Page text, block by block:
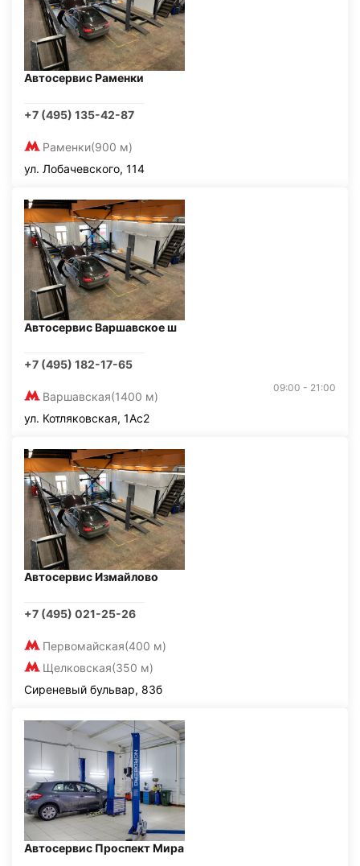
Автосервис Раменки
+7 (495) 135-42-87
Раменки(900 м)
ул. Лобачевского, 114
Автосервис Варшавское ш
+7 (495) 182-17-65
Варшавская(1400 м)
09:00 - 21:00
ул. Котляковская, 1Ас2
Автосервис Измайлово
+7 (495) 021-25-26
Первомайская(400 м)
Щелковская(350 м)
Сиреневый бульвар, 83б
Автосервис Проспект Мира